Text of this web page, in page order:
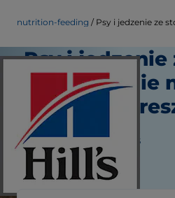
nutrition-feeding Psy i jedzenie ze stołu:
Psy i jedzenie
Dlaczego nie
karmić ich
Żywienie
Jean Marie Bauhaus
Marzec 02, 2022